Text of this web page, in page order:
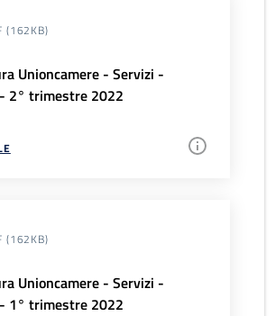
(162KB)
Unioncamere - Servizi -
2° trimestre 2022
(162KB)
Unioncamere - Servizi -
1° trimestre 2022